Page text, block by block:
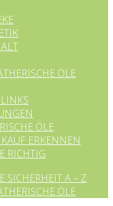
ÖLE
ÖLE
ERKENNEN
RICHTIG
SICHERHEIT A – Z
ÖLE